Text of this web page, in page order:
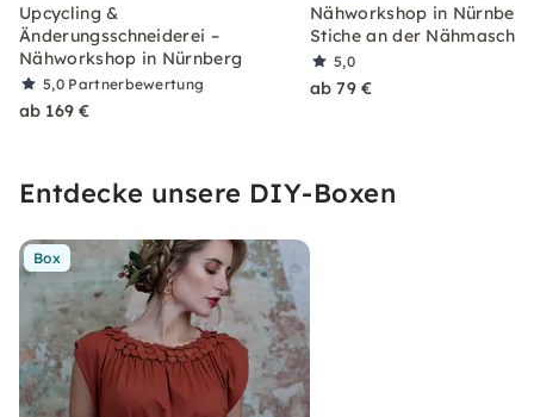
Upcycling &
Änderungsschneiderei –
Nähworkshop in Nürnberg
5,0 Partnerbewertung
ab 169 €
Nähworkshop in
Stiche an der
5,0
ab 79 €
Entdecke unsere DIY-Boxen
Box